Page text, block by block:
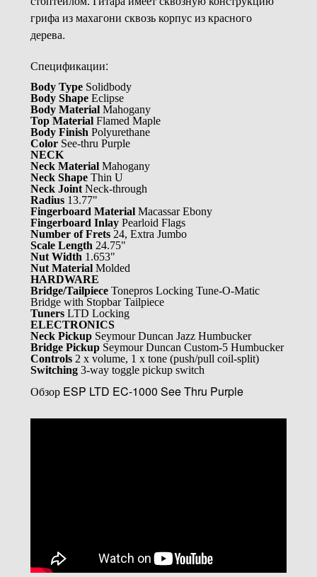
грифа из махагони сквозь корпус из красного
дерева.
Спецификации:
Body Type Solidbody
Body Shape Eclipse
Body Material Mahogany
Top Material Flamed Maple
Body Finish Polyurethane
Color See-thru Purple
NECK
Neck Material Mahogany
Neck Shape Thin U
Neck Joint Neck-through
Radius 13.77"
Fingerboard Material Macassar Ebony
Fingerboard Inlay Pearloid Flags
Number of Frets 24, Extra Jumbo
Scale Length 24.75"
Nut Width 1.653"
Nut Material Molded
HARDWARE
Bridge/Tailpiece Tonepros Locking Tune-O-Matic
Bridge with Stopbar Tailpiece
Tuners LTD Locking
ELECTRONICS
Neck Pickup Seymour Duncan Jazz Humbucker
Bridge Pickup Seymour Duncan Custom-5 Humbucker
Controls 2 x volume, 1 x tone (push/pull coil-split)
Switching 3-way toggle pickup switch
Обзор ESP LTD EC-1000 See Thru Purple